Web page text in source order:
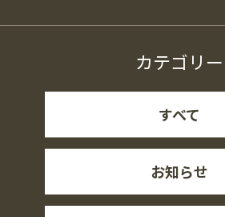
カテゴリー
すべて
お知らせ